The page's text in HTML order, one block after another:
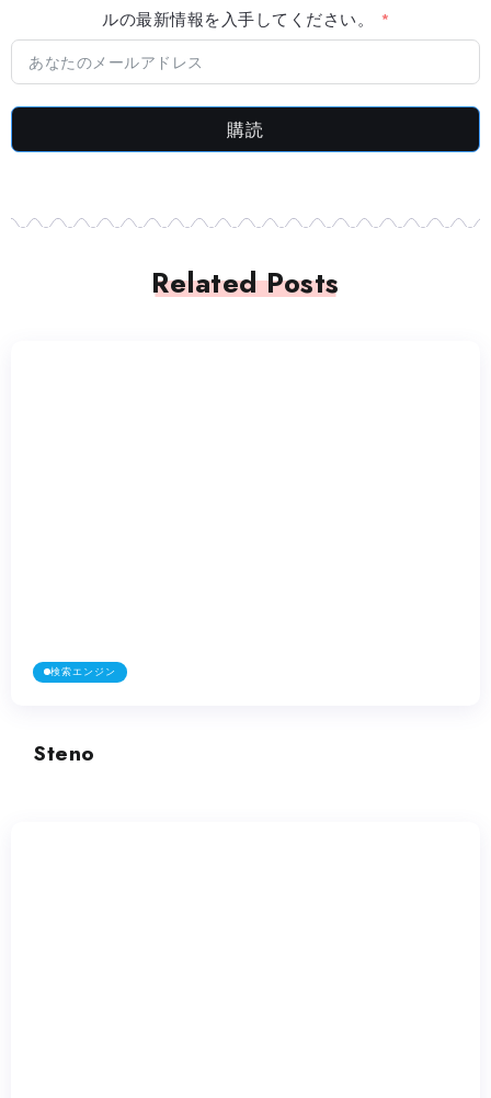
ルの最新情​​報を入手してください。
購読
Related Posts
検索エンジン
Steno